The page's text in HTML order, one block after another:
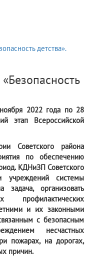
2022 года по 28
этап Всероссийской
Советского района
по обеспечению
КДНиЗП Советского
учреждений системы
задача, организовать
профилактических
и их законными
с безопасным
несчастных
пожарах, на дорогах,
причин.